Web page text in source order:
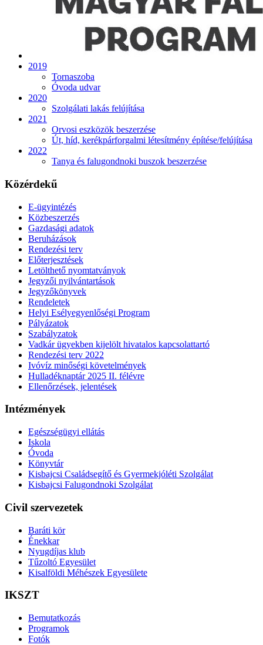
2019
Tornaszoba
Óvoda udvar
2020
Szolgálati lakás felújítása
2021
Orvosi eszközök beszerzése
Út, híd, kerékpárforgalmi létesítmény építése/felújítása
2022
Tanya és falugondnoki buszok beszerzése
Közérdekű
E-ügyintézés
Közbeszerzés
Gazdasági adatok
Beruházások
Rendezési terv
Előterjesztések
Letölthető nyomtatványok
Jegyzői nyilvántartások
Jegyzőkönyvek
Rendeletek
Helyi Esélyegyenlőségi Program
Pályázatok
Szabályzatok
Vadkár ügyekben kijelölt hivatalos kapcsolattartó
Rendezési terv 2022
Ivóvíz minőségi követelmények
Hulladéknaptár 2025 II. félévre
Ellenőrzések, jelentések
Intézmények
Egészségügyi ellátás
Iskola
Óvoda
Könyvtár
Kisbajcsi Családsegítő és Gyermekjóléti Szolgálat
Kisbajcsi Falugondnoki Szolgálat
Civil szervezetek
Baráti kör
Énekkar
Nyugdíjas klub
Tűzoltó Egyesület
Kisalföldi Méhészek Egyesülete
IKSZT
Bemutatkozás
Programok
Fotók